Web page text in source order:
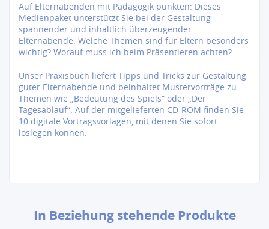
Auf Elternabenden mit Pädagogik punkten: Dieses
Medienpaket unterstützt Sie bei der Gestaltung
spannender und inhaltlich überzeugender
Elternabende. Welche Themen sind für Eltern besonders
wichtig? Worauf muss ich beim Präsentieren achten?
Unser Praxisbuch liefert Tipps und Tricks zur Gestaltung
guter Elternabende und beinhaltet Mustervorträge zu
Themen wie „Bedeutung des Spiels“ oder „Der
Tagesablauf“. Auf der mitgelieferten CD-ROM finden Sie
10 digitale Vortragsvorlagen, mit denen Sie sofort
loslegen können.
In Beziehung stehende Produkte